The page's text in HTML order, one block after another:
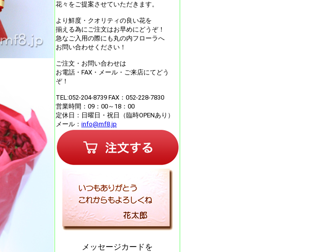
花々をご提案させていただきます。
より鮮度・クオリティの良い花を
揃える為にご注文はお早めにどうぞ！
急なご入用の際にも丸の内フローラへ
お問い合わせください！
ご注文・お問い合わせは
お電話・FAX・メール・ご来店にてどう
ぞ！
TEL:052-204-8739 FAX：052-228-7830
営業時間：09：00～18：00
定休日：日曜日・祝日（臨時OPENあり）
メール： info@mf8.jp
メッセージカードを